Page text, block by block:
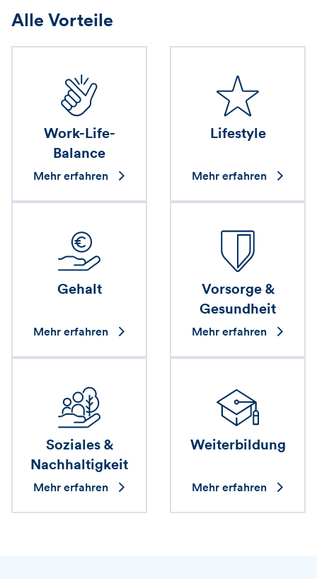
Alle Vorteile
Work-Life-
Balance
Mehr erfahren
Lifestyle
Mehr erfahren
Gehalt
Mehr erfahren
Vorsorge &
Gesundheit
Mehr erfahren
Soziales &
Nachhaltigkeit
Mehr erfahren
Weiterbildung
Mehr erfahren